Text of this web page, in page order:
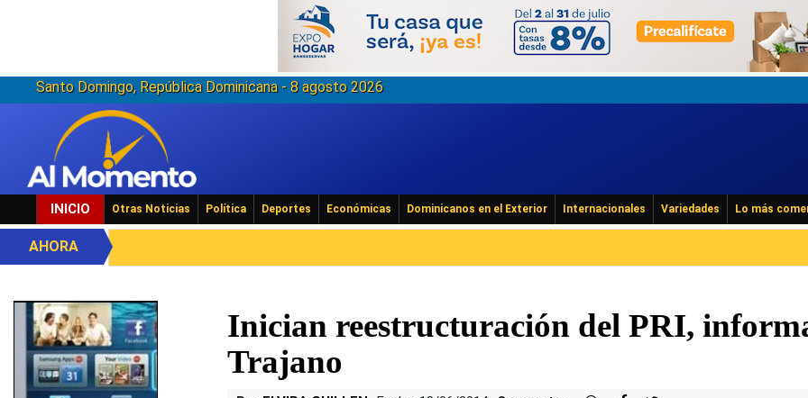
Santo Domingo, República Dominicana - 8 agosto 2026
INICIO Otras Noticias Política Deportes Económicas Dominicanos en el Exterior Internacionales Variedades Lo más
AHORA
Inician reestructuración del PRI,
Trajano